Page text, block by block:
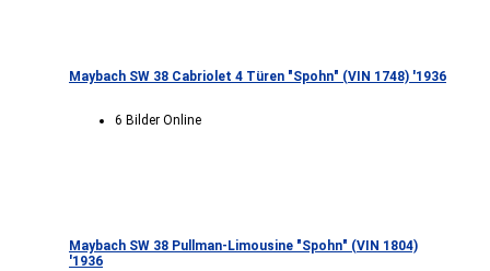
Maybach SW 38 Cabriolet 4 Türen "Spohn" (VIN 1748) '1936
6 Bilder Online
Maybach SW 38 Pullman-Limousine "Spohn" (VIN 1804)
'1936